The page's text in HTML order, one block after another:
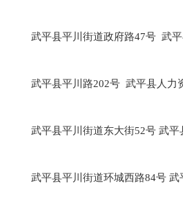
武平县平川街道政府路47号 武平县
武平县平川路202号 武平县人力资
武平县平川街道东大街52号 武平县
武平县平川街道环城西路84号 武平